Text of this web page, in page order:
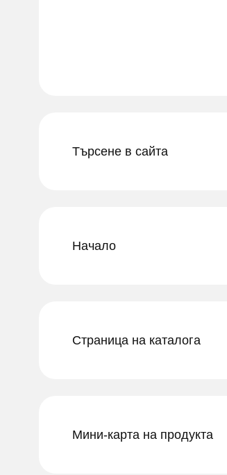
Търсене в сайта
Начало
Страница на каталога
Мини-карта на продукта